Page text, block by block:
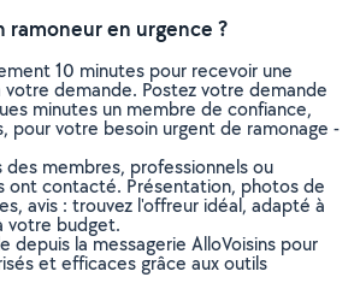
ramoneur en urgence ?
10 minutes pour recevoir une
demande. Postez votre demande
minutes un membre de confiance,
pour votre besoin urgent de ramonage -
des membres, professionnels ou
ont contacté. Présentation, photos de
avis : trouvez l'offreur idéal, adapté à
votre budget.
depuis la messagerie AlloVoisins pour
et efficaces grâce aux outils